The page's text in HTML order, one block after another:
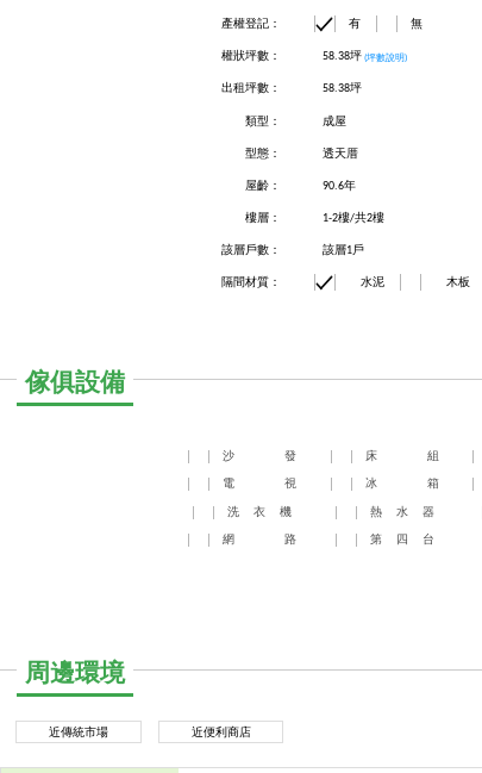
產權登記： 有 無
權狀坪數： 58.38坪(坪數說明)
出租坪數： 58.38坪
類型： 成屋
型態： 透天厝
屋齡： 90.6年
樓層： 1-2樓/共2樓
該層戶數： 該層1戶
隔間材質： 水泥 木板
傢俱設備
沙 發
電 視
洗 衣 機
網 路
床 組
冰 箱
熱 水 器
第 四 台
周邊環境
近傳統市場 近便利商店